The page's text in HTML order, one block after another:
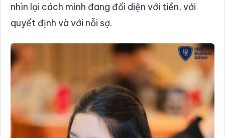
nhìn lại cách mình đang đối diện với tiền, với
quyết định và với nỗi sợ.